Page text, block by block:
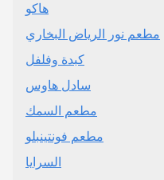
هاكو
مطعم نور الرياض البخاري
كبدة وفلفل
سادل هاوس
مطعم السمك
مطعم فونتينبلو
السرايا